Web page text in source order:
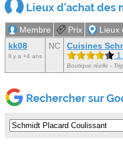
Lieux d'achat des
Membre Prix
Lieux
kk08
Il y a +4 ans
NC
Cuisines
Boutique réelle -
Rechercher sur